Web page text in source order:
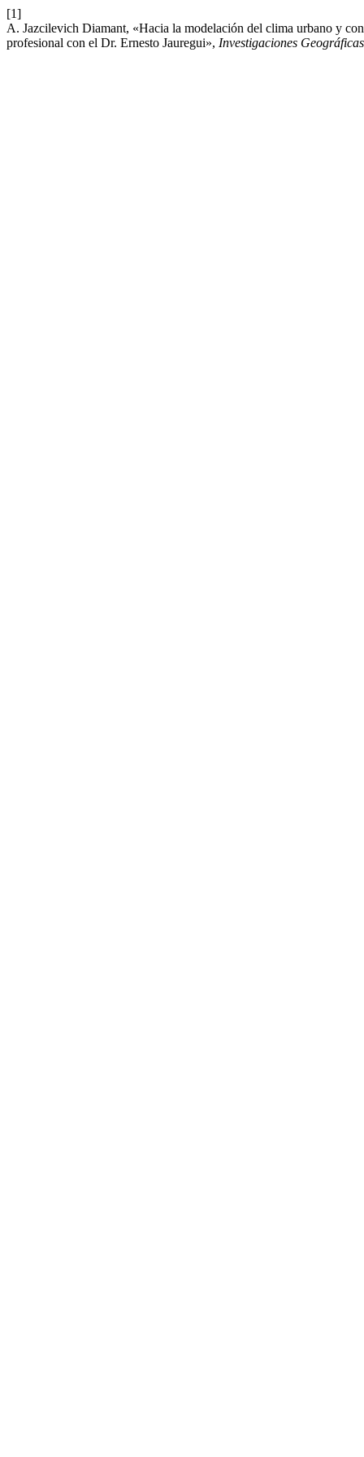
[1]
A. Jazcilevich Diamant, «Hacia la modelación del clima urbano y
profesional con el Dr. Ernesto Jauregui», Investigaciones Geográficas